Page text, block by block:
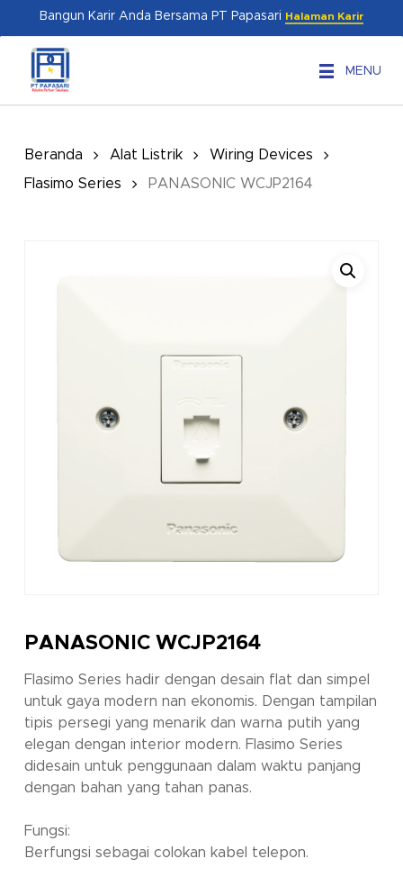
content
Bangun Karir Anda Bersama PT Papasari Halaman Karir
MENU
Beranda Alat Listrik
Wiring Devices
Flasimo Series
PANASONIC WCJP2164
PANASONIC WCJP2164
Flasimo Series hadir dengan desain flat dan simpel
untuk gaya modern nan ekonomis. Dengan tampilan
tipis persegi yang menarik dan warna putih yang
elegan dengan interior modern. Flasimo Series
didesain untuk penggunaan dalam waktu panjang
dengan bahan yang tahan panas.
Fungsi:
Berfungsi sebagai colokan kabel telepon.
Menu